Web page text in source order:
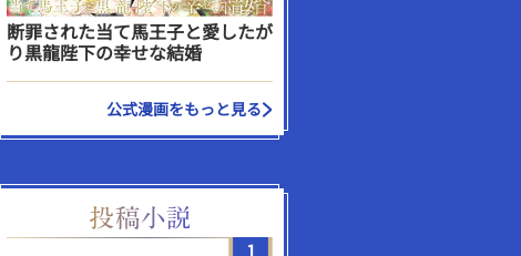
断罪された当て馬王子と愛したが
り黒龍陛下の幸せな結婚
公式漫画をもっと見る
1